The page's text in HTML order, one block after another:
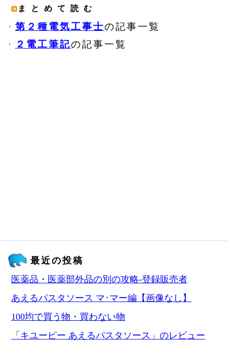
まとめて読む
第２種電気工事士の記事一覧
２電工筆記の記事一覧
最近の投稿
医薬品・医薬部外品の別の攻略‐登録販売者
あえるパスタソース マ･マー編【画像なし】
100均で買う物・買わない物
「キユーピー あえるパスタソース」のレビュー